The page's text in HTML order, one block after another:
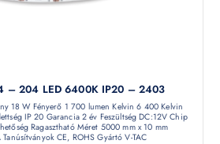
– 204 LED 6400K IP20 – 2403
18 W Fényerő 1 700 lumen Kelvin 6 400 Kelvin
IP 20 Garancia 2 év Feszültség DC:12V Chip
Ragasztható Méret 5000 mm x 10 mm
CE, ROHS Gyártó V-TAC